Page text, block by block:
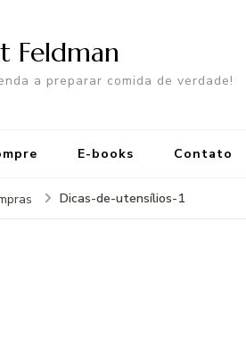
Feldman
a preparar comida de verdade!
E-books Contato
Dicas-de-utensílios-1